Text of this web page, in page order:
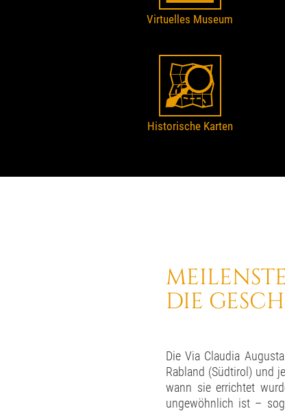
Virtuelles Museum
Historische Karten
DIE
Die Via Claudia
Rabland (Südtirol) und
wann sie errichtet
ungewöhnlich ist –